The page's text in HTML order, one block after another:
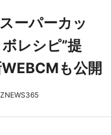
ありがとう 物語がはじ
が栃木県を征服！？ 県
」が生産されてます
〝舞〟の世界に入り込
ーパーカッ
レシピ”提
も公開